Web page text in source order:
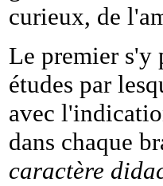
curieux, de
Le premier s'y
études par
avec
dans chaque
caractère